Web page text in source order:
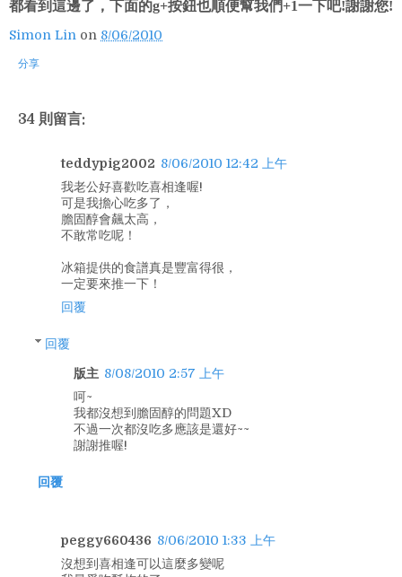
都看到這邊了，下面的g+按鈕也順便幫我們+1一下吧!謝謝您!
Simon Lin on 8/06/2010
分享
34 則留言:
teddypig2002 8/06/2010 12:42 上午
我老公好喜歡吃喜相逢喔!
可是我擔心吃多了，
膽固醇會飆太高，
不敢常吃呢！
冰箱提供的食譜真是豐富得很，
一定要來推一下！
回覆
回覆
版主 8/08/2010 2:57 上午
呵~
我都沒想到膽固醇的問題XD
不過一次都沒吃多應該是還好~~
謝謝推喔!
回覆
peggy660436 8/06/2010 1:33 上午
沒想到喜相逢可以這麼多變呢